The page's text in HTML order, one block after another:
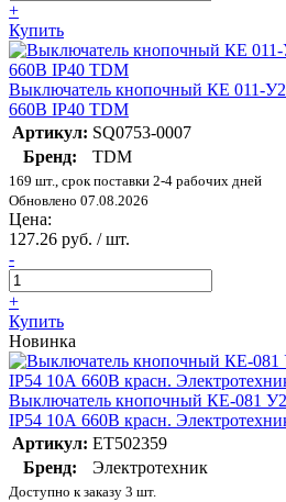
+
Купить
Выключатель кнопочный КЕ 011-
660B IP40 TDM
Артикул: SQ0753-0007
Бренд:
TDM
169 шт., срок поставки 2-4 рабочих дней
Обновлено 07.08.2026
Цена:
127.26 руб. / шт.
-
+
Купить
Новинка
Выключатель кнопочный КЕ-081
IP54 10А 660В красн.
Артикул: ET502359
Бренд:
Электротехник
Доступно к заказу 3 шт.